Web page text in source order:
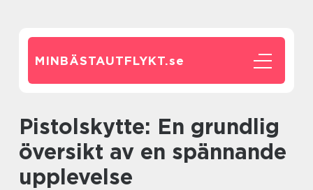
MINBÄSTAUTFLYKT.se
Pistolskytte: En grundlig
översikt av en spännande
upplevelse